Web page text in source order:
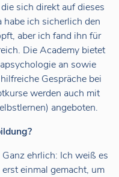
sich direkt auf dieses
habe ich sicherlich den
aber ich fand ihn für
Die Academy bietet
an sowie
Gespräche bei
werden auch mit
angeboten.
ehrlich: Ich weiß es
einmal gemacht, um